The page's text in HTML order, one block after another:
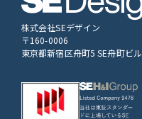
株式会社SEデザイン
〒160-0006
東京都新宿区舟町5 SE舟町ビル